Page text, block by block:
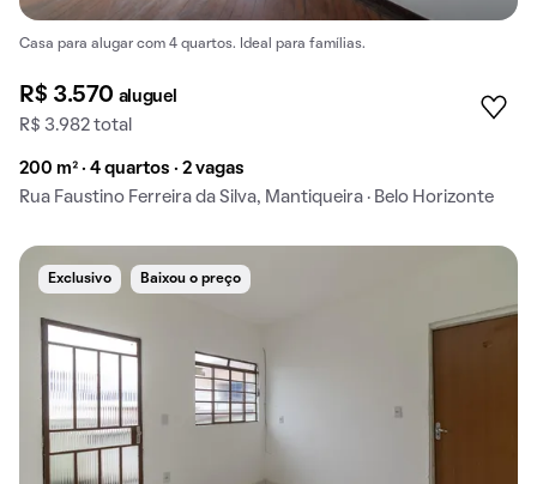
Casa para alugar com 4 quartos. Ideal para famílias.
R$ 3.570 aluguel
R$ 3.982 total
200 m² · 4 quartos · 2 vagas
Rua Faustino Ferreira da Silva, Mantiqueira · Belo Horizonte
Exclusivo Baixou o preço